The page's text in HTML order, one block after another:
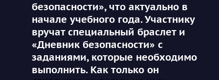
безопасности», что актуально в
начале учебного года. Участнику
вручат специальный браслет и
«Дневник безопасности» с
заданиями, которые необходимо
выполнить. Как только он